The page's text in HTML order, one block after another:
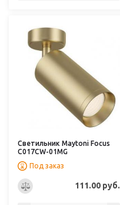
Светильник Maytoni Focus
C017CW-01MG
Под заказ
111.00 руб.